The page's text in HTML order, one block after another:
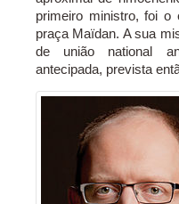
primeiro ministro, foi o
praça Maïdan. A sua
de união national
antecipada, prevista